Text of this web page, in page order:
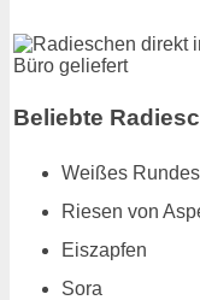
Beliebte
Weißes Rundes
Riesen von
Eiszapfen
Sora